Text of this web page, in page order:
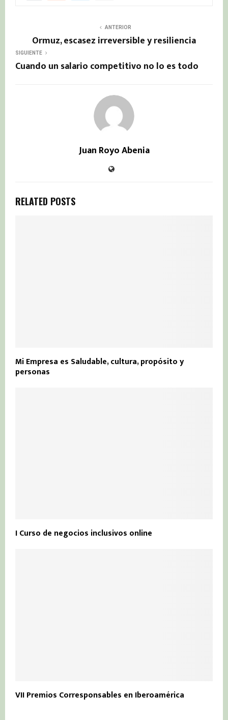
ANTERIOR
Ormuz, escasez irreversible y resiliencia
SIGUIENTE
Cuando un salario competitivo no lo es todo
Juan Royo Abenia
RELATED POSTS
Mi Empresa es Saludable, cultura, propósito y
personas
I Curso de negocios inclusivos online
VII Premios Corresponsables en Iberoamérica